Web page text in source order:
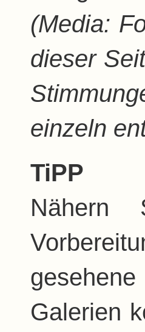
(Media:
dieser
einzeln
TiPP
Nähern
Galerien